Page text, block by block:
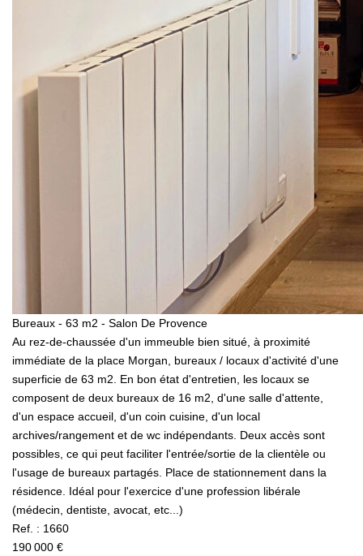
Bureaux - 63 m2 - Salon De Provence
Au rez-de-chaussée d'un immeuble bien situé, à proximité
immédiate de la place Morgan, bureaux / locaux d'activité d'une
superficie de 63 m2. En bon état d'entretien, les locaux se
composent de deux bureaux de 16 m2, d'une salle d'attente,
d'un espace accueil, d'un coin cuisine, d'un local
archives/rangement et de wc indépendants. Deux accès sont
possibles, ce qui peut faciliter l'entrée/sortie de la clientèle ou
l'usage de bureaux partagés. Place de stationnement dans la
résidence. Idéal pour l'exercice d'une profession libérale
(médecin, dentiste, avocat, etc...)
Ref. : 1660
190 000 €